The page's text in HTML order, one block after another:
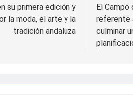
su primera edición y
la moda, el arte y la
tradición andaluza
El Campo
referente
culminar